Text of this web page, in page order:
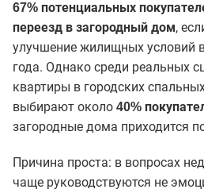
67% потенциальных
переезд в загородный дом,
улучшение жилищных условий
года. Однако среди реальных
квартиры в городских
выбирают около 40%
загородные дома приходится
Причина проста: в вопросах
чаще руководствуются не